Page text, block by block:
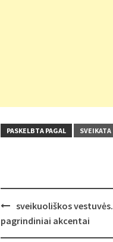
PASKELBTA PAGAL SVEIKATA
Post
navigation
sveikuoliškos vestuvės.
pagrindiniai akcentai